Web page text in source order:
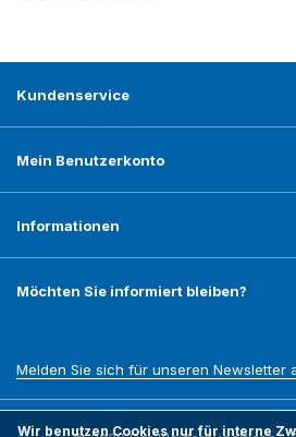
Kundenservice
Mein Benutzerkonto
Informationen
Möchten Sie informiert bleiben?
Melden Sie sich für unseren Newsletter
Wir benutzen Cookies nur für interne